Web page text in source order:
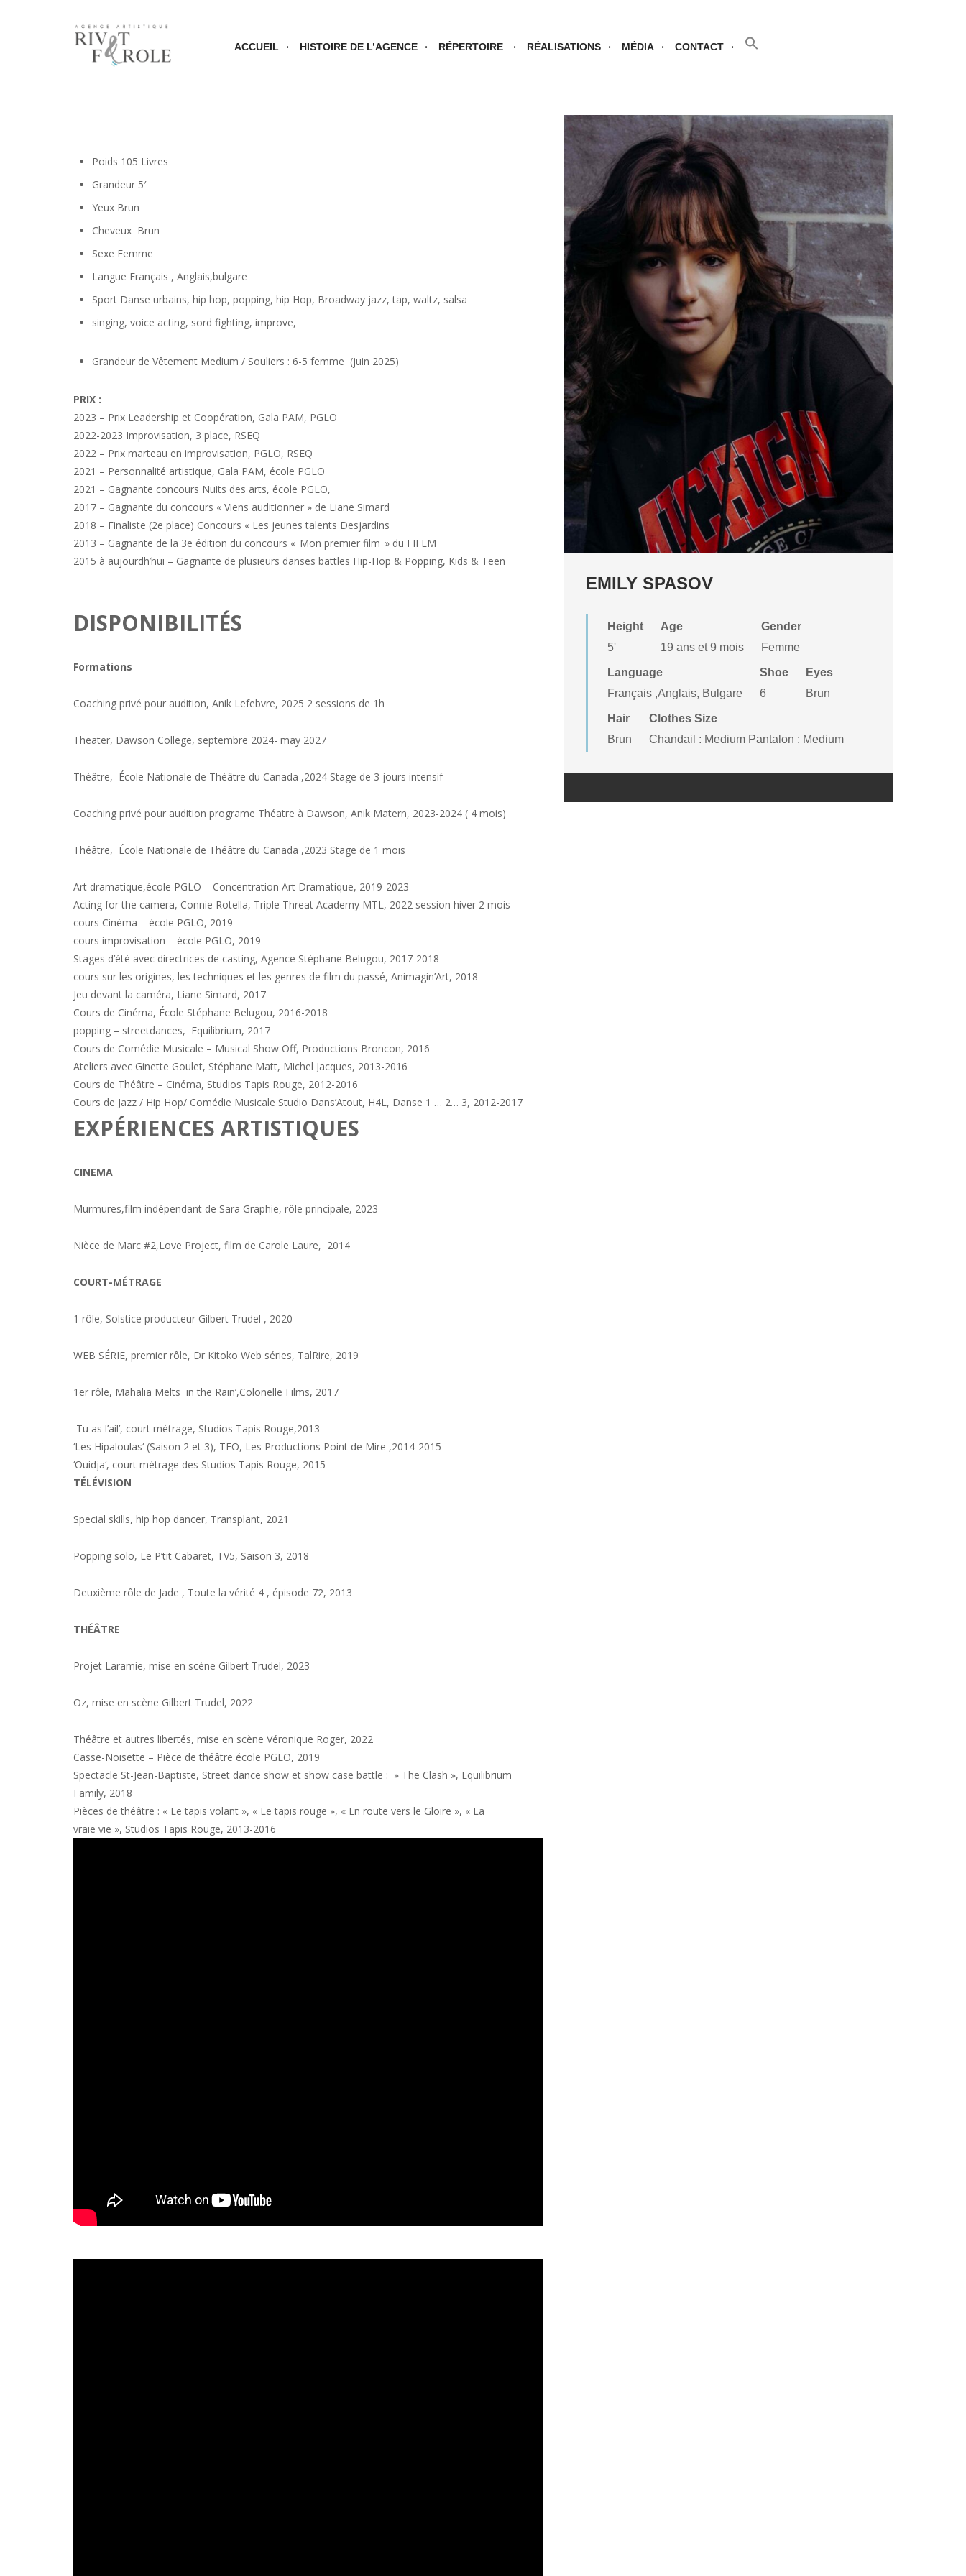
ACCUEIL HISTOIRE DE L’AGENCE RÉPERTOIRE RÉALISATIONS MÉDIA CONTACT
Search
for:
EMILY SPASOV
Height
5'
Age
19 ans et 9 mois
Gender
Femme
Language
Français ,Anglais, Bulgare
Shoe
6
Eyes
Brun
Hair
Brun
Clothes Size
Chandail : Medium Pantalon : Medium
Poids 105 Livres
Grandeur 5′
Yeux Brun
Cheveux Brun
Sexe Femme
Langue Français , Anglais,bulgare
Sport Danse urbains, hip hop, popping, hip Hop, Broadway jazz, tap, waltz, salsa
singing, voice acting, sord fighting, improve,
Grandeur de Vêtement Medium / Souliers : 6-5 femme (juin 2025)
PRIX :
2023 – Prix Leadership et Coopération, Gala PAM, PGLO
2022-2023 Improvisation, 3 place, RSEQ
2022 – Prix marteau en improvisation, PGLO, RSEQ
2021 – Personnalité artistique, Gala PAM, école PGLO
2021 – Gagnante concours Nuits des arts, école PGLO,
2017 – Gagnante du concours « Viens auditionner » de Liane Simard
2018 – Finaliste (2e place) Concours « Les jeunes talents Desjardins
2013 – Gagnante de la 3e édition du concours « Mon premier film » du FIFEM
2015 à aujourdh’hui – Gagnante de plusieurs danses battles Hip-Hop & Popping, Kids & Teen
DISPONIBILITÉS
Formations
Coaching privé pour audition, Anik Lefebvre, 2025 2 sessions de 1h
Theater, Dawson College, septembre 2024- may 2027
Théâtre, École Nationale de Théâtre du Canada ,2024 Stage de 3 jours intensif
Coaching privé pour audition programe Théatre à Dawson, Anik Matern, 2023-2024 ( 4 mois)
Théâtre, École Nationale de Théâtre du Canada ,2023 Stage de 1 mois
Art dramatique,école PGLO – Concentration Art Dramatique, 2019-2023
Acting for the camera, Connie Rotella, Triple Threat Academy MTL, 2022 session hiver 2 mois
cours Cinéma – école PGLO, 2019
cours improvisation – école PGLO, 2019
Stages d’été avec directrices de casting, Agence Stéphane Belugou, 2017-2018
cours sur les origines, les techniques et les genres de film du passé, Animagin’Art, 2018
Jeu devant la caméra, Liane Simard, 2017
Cours de Cinéma, École Stéphane Belugou, 2016-2018
popping – streetdances, Equilibrium, 2017
Cours de Comédie Musicale – Musical Show Off, Productions Broncon, 2016
Ateliers avec Ginette Goulet, Stéphane Matt, Michel Jacques, 2013-2016
Cours de Théâtre – Cinéma, Studios Tapis Rouge, 2012-2016
Cours de Jazz / Hip Hop/ Comédie Musicale Studio Dans’Atout, H4L, Danse 1 … 2… 3, 2012-2017
EXPÉRIENCES ARTISTIQUES
CINEMA
Murmures,film indépendant de Sara Graphie, rôle principale, 2023
Nièce de Marc #2,Love Project, film de Carole Laure, 2014
COURT-MÉTRAGE
1 rôle, Solstice producteur Gilbert Trudel , 2020
WEB SÉRIE, premier rôle, Dr Kitoko Web séries, TalRire, 2019
1er rôle, Mahalia Melts in the Rain’,Colonelle Films, 2017
Tu as l’ail’, court métrage, Studios Tapis Rouge,2013
‘Les Hipaloulas‘ (Saison 2 et 3), TFO, Les Productions Point de Mire ,2014-2015
‘Ouidja‘, court métrage des Studios Tapis Rouge, 2015
TÉLÉVISION
Special skills, hip hop dancer, Transplant, 2021
Popping solo, Le P’tit Cabaret, TV5, Saison 3, 2018
Deuxième rôle de Jade , Toute la vérité 4 , épisode 72, 2013
THÉÂTRE
Projet Laramie, mise en scène Gilbert Trudel, 2023
Oz, mise en scène Gilbert Trudel, 2022
Théâtre et autres libertés, mise en scène Véronique Roger, 2022
Casse-Noisette – Pièce de théâtre école PGLO, 2019
Spectacle St-Jean-Baptiste, Street dance show et show case battle : » The Clash », Equilibrium
Family, 2018
Pièces de théâtre : « Le tapis volant », « Le tapis rouge », « En route vers le Gloire », « La
vraie vie », Studios Tapis Rouge, 2013-2016